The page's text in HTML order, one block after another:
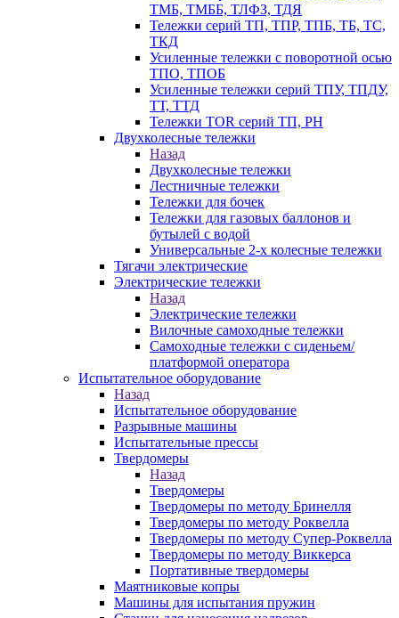
ТМБ, ТМББ, ТЛФЗ, ТДЯ
Тележки серий ТП, ТПР, ТПБ, ТБ, ТС,
ТКД
Усиленные тележки с поворотной осью
ТПО, ТПОБ
Усиленные тележки серий ТПУ, ТПДУ,
ТТ, ТТД
Тележки TOR серий ТП, PH
Двухколесные тележки
Назад
Двухколесные тележки
Лестничные тележки
Тележки для бочек
Тележки для газовых баллонов и
бутылей с водой
Универсальные 2-х колесные тележки
Тягачи электрические
Электрические тележки
Назад
Электрические тележки
Вилочные самоходные тележки
Самоходные тележки с сиденьем/
платформой оператора
Испытательное оборудование
Назад
Испытательное оборудование
Разрывные машины
Испытательные прессы
Твердомеры
Назад
Твердомеры
Твердомеры по методу Бринелля
Твердомеры по методу Роквелла
Твердомеры по методу Супер-Роквелла
Твердомеры по методу Виккерса
Портативные твердомеры
Маятниковые копры
Машины для испытания пружин